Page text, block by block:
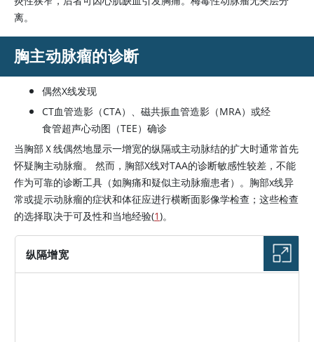
离。
胸主动脉瘤的诊断
偶然X线发现
CT血管造影（CTA）、磁共振血管造影（MRA）或经
食管超声心动图（TEE）确诊
当胸部Ｘ线偶然地显示一增宽的纵隔或主动脉结的扩大时通常首先
怀疑胸主动脉瘤。 然而，胸部X线对TAA的诊断敏感性较差，不能
作为可靠的诊断工具（如胸痛和疑似主动脉瘤患者）。胸部x线异
常或提示动脉瘤的症状和体征应进行横断面影像学检查；这些检查
的选择取决于可及性和当地经验(1)。
纵隔增宽